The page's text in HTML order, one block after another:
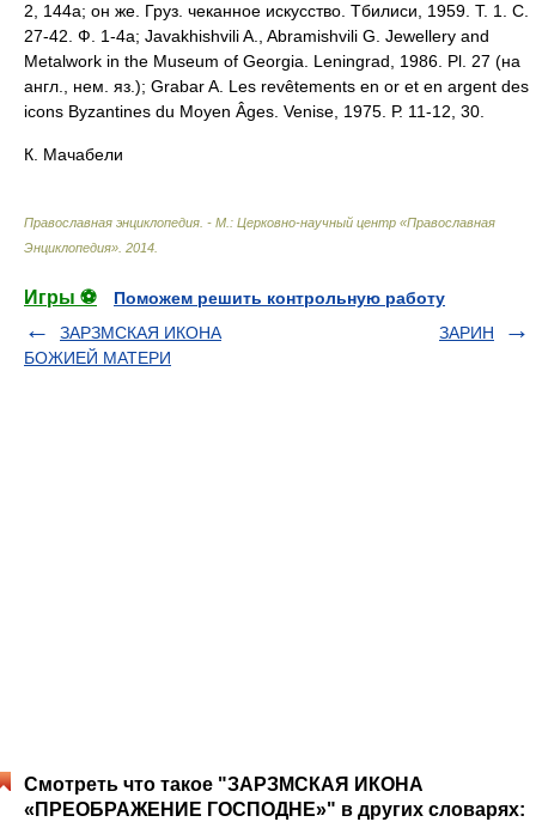
2, 144а; он же. Груз. чеканное искусство. Тбилиси, 1959. Т. 1. С.
27-42. Ф. 1-4а; Javakhishvili A., Abramishvili G. Jewellery and
Metalwork in the Museum of Georgia. Leningrad, 1986. Pl. 27 (на
англ., нем. яз.); Grabar A. Les rеvêtements en or et en argent des
icons Byzantines du Moyen Âges. Venise, 1975. Р. 11-12, 30.
К. Мачабели
Православная энциклопедия. - М.: Церковно-научный центр «Православная
Энциклопедия» 2014
Игры ⚽
Поможем решить контрольную работу
ЗАРЗМСКАЯ ИКОНА
БОЖИЕЙ МАТЕРИ
ЗАРИН
Смотреть что такое "ЗАРЗМСКАЯ ИКОНА
«ПРЕОБРАЖЕНИЕ ГОСПОДНЕ»" в других словарях: